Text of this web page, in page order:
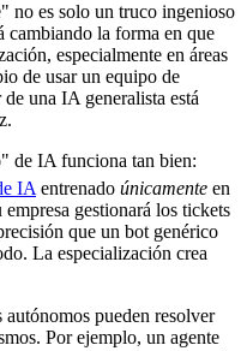
no es solo un truco ingenioso
cambiando la forma en que
especialmente en áreas
de usar un equipo de
una IA generalista está
de IA funciona tan bien:
IA entrenado únicamente en
gestionará los tickets
que un bot genérico
La especialización crea
autónomos pueden resolver
Por ejemplo, un agente